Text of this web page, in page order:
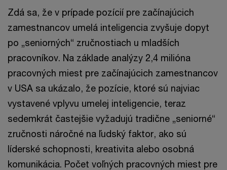
Zdá sa, že v prípade pozícií pre začínajúcich
zamestnancov umelá inteligencia zvyšuje dopyt
po „seniorných“ zručnostiach u mladších
pracovníkov. Na základe analýzy 2,4 milióna
pracovných miest pre začínajúcich zamestnancov
v USA sa ukázalo, že pozície, ktoré sú najviac
vystavené vplyvu umelej inteligencie, teraz
sedemkrát častejšie vyžadujú tradične „seniorné“
zručnosti náročné na ľudský faktor, ako sú
líderské schopnosti, kreativita alebo osobná
komunikácia. Počet voľných pracovných miest pre